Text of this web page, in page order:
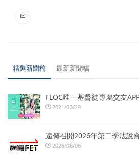
精選新聞稿 最新新聞稿
FLOC唯一基督徒專屬交友
2021/03/29
遠傳召開2026年第二季法說
2026/08/06